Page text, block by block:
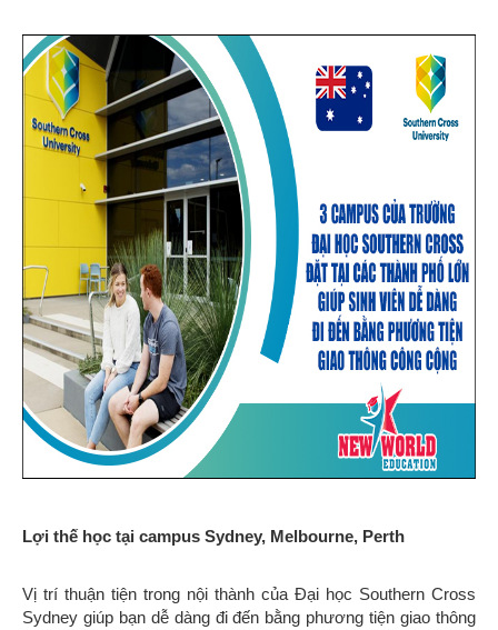
Lợi thế học tại campus Sydney, Melbourne, Perth
Vị trí thuận tiện trong nội thành của Đại học Southern Cross
Sydney giúp bạn dễ dàng đi đến bằng phương tiện giao thông